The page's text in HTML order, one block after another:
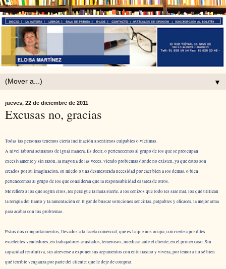
▼
jueves, 22 de diciembre de 2011
Excusas no, gracias
Todas las personas tenemos cierta inclinación a sentirnos culpables o víctimas.
A nivel laboral actuamos de igual manera. Es decir, o pertenecemos al grupo de los que se preocupan
excesivamente y sin razón, la mayoría de las veces, viendo problemas donde no existen, ya que éstos son
creados por su imaginación, su miedo o una desmesurada necesidad por caer bien a los demás, o bien
pertenecemos al grupo de los que consideran que la responsabilidad es tarea de otros.
Me refiero a los que según ellos, les persigue la mala suerte, a los cenizos que todo les sale mal, los que utilizan
la terapia del llanto y la lamentación en lugar de buscar soluciones sencillas, palpables y eficaces, la mejor arma
para acabar con los problemas.
Estos dos comportamientos, llevados a la faceta comercial, que es la que nos ocupa, convierte a posibles
excelentes vendedores, en trabajadores asustados, temerosos, miedicas ante el cliente, en el primer caso. Sin
capacidad resolutiva, sin atreverse a exponer sus argumentos con entusiasmo y viveza, por temor a no sé bien
qué terrible venganza por parte del cliente: que le deje de comprar.